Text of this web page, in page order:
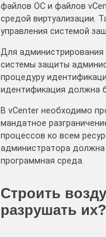
файлов ОС и файлов
средой виртуализации.
управления системой
Для администрирования
системы защиты
процедуру
идентификация должна
В vCenter необходимо
мандатное
процессов ко всем
администратора должна
программная среда.
Строить
разрушать их?